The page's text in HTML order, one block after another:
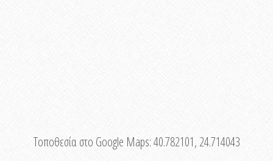
Τοποθεσία στο Google Maps:40.782101, 24.714043